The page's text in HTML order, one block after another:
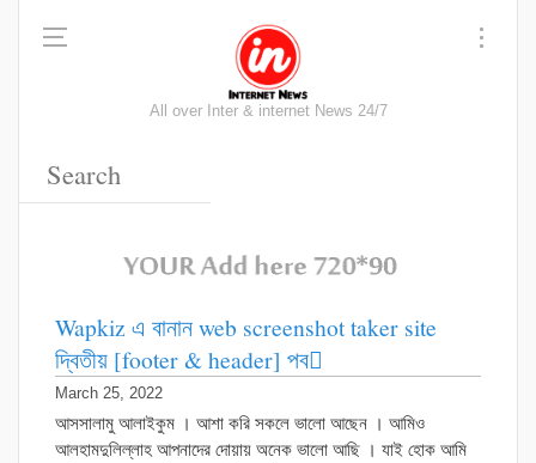
All over Inter & internet News 24/7
Wapkiz এ বানান web screenshot taker site
দ্বিতীয় [footer & header] পব
March 25, 2022
আসসালামু আলাইকুম । আশা করি সকলে ভালো আছেন । আমিও
আলহামদুলিল্লাহ আপনাদের দোয়ায় অনেক ভালো আছি । যাই হোক আমি